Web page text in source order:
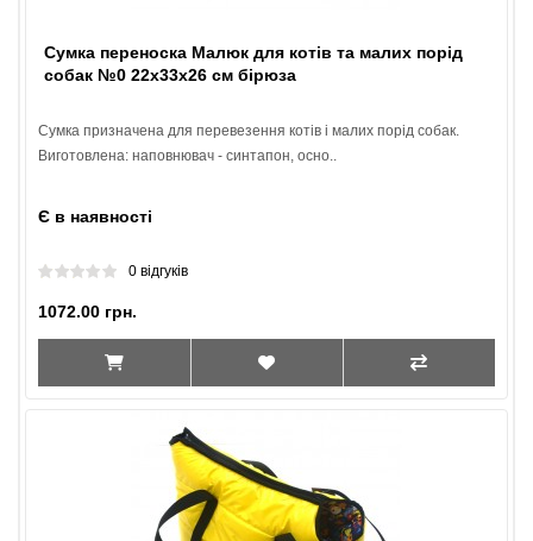
Сумка переноска Малюк для котів та малих порід
собак №0 22х33х26 см бірюза
Сумка призначена для перевезення котів і малих порід собак.
Виготовлена: наповнювач - синтапон, осно..
Є в наявності
0 відгуків
1072.00 грн.